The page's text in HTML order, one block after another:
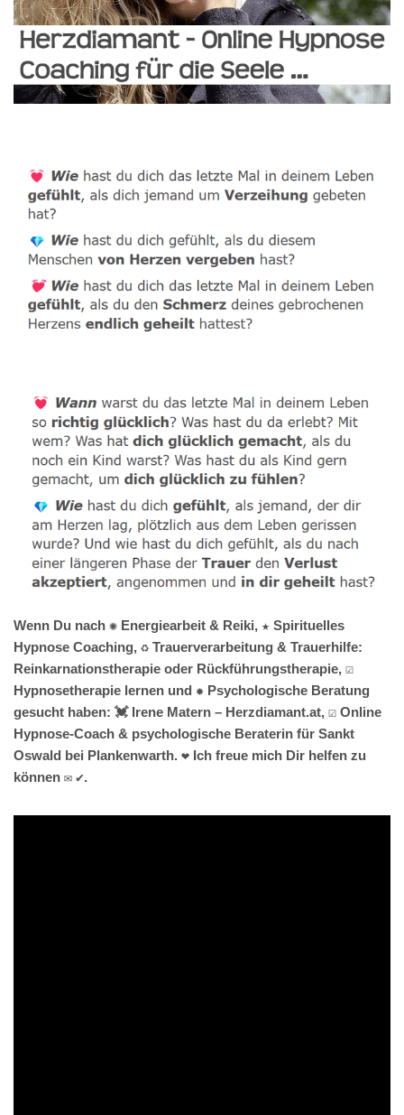
Wenn Du nach ✺ Energiearbeit & Reiki, ★ Spirituelles
Hypnose Coaching, ♻ Trauerverarbeitung & Trauerhilfe:
Reinkarnationstherapie oder Rückführungstherapie, ☑️
Hypnosetherapie lernen und ✹ Psychologische Beratung
gesucht haben: 💓️ Irene Matern – Herzdiamant.at, ☑️ Online
Hypnose-Coach & psychologische Beraterin für Sankt
Oswald bei Plankenwarth. ❤ Ich freue mich Dir helfen zu
können ✉ ✔.